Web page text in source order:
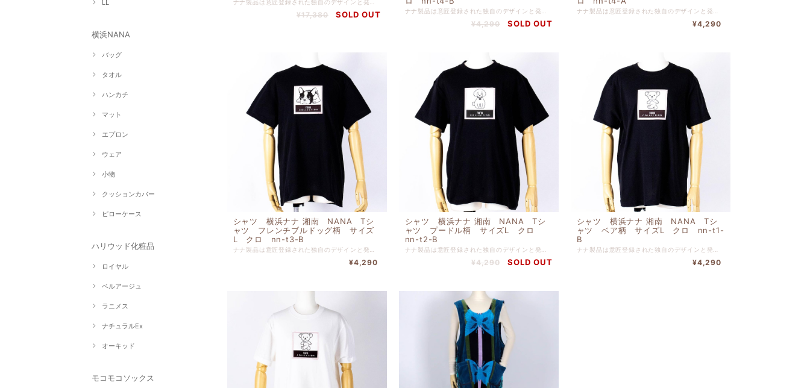
LL
横浜NANA
バッグ
タオル
ハンカチ
マット
エプロン
ウェア
小物
クッションカバー
ピローケース
ハリウッド化粧品
ロイヤル
ベルアージュ
ラニメス
ナチュラルEx
オーキッド
モコモコソックス
¥17,380 SOLD OUT
¥4,290 SOLD OUT ¥4,290
シャツ 横浜ナナ 湘南 NANA Tシ
ャツ フレンチブルドッグ柄 サイズ
L クロ nn-t3-B
¥4,290
シャツ 横浜ナナ 湘南 NANA Tシ
ャツ プードル柄 サイズL クロ
nn-t2-B
¥4,290 SOLD OUT
シャツ 横浜ナナ 湘南 NANA Tシ
ャツ ベア柄 サイズL クロ nn-t1-
B
¥4,290